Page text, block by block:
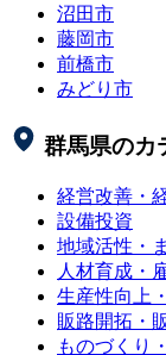
沼田市
藤岡市
前橋市
みどり市
群馬県のカ
経営改善・
設備投資
地域活性・
人材育成・
生産性向上
販路開拓・
ものづくり